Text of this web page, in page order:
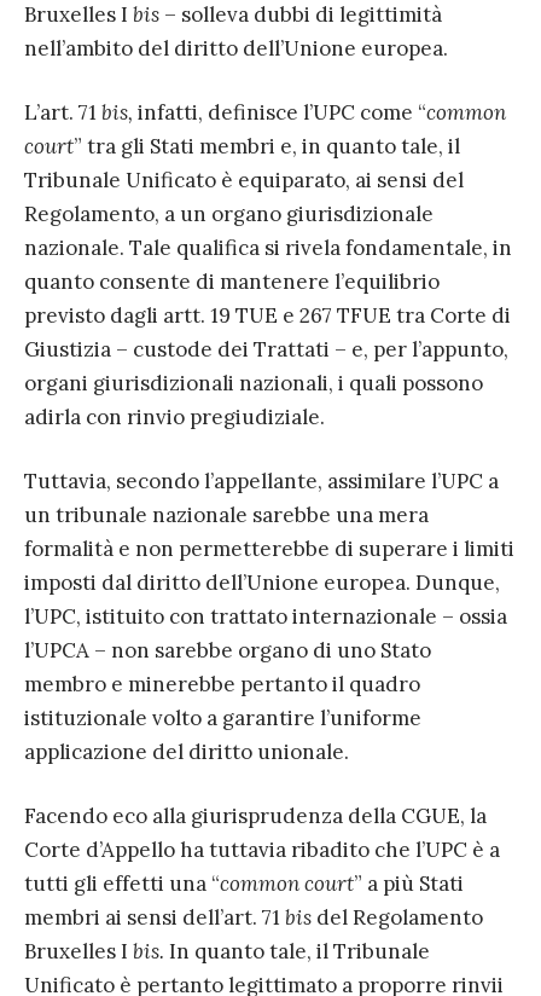
Bruxelles I bis – solleva dubbi di legittimità
nell’ambito del diritto dell’Unione europea.
L’art. 71 bis, infatti, definisce l’UPC come “common
court” tra gli Stati membri e, in quanto tale, il
Tribunale Unificato è equiparato, ai sensi del
Regolamento, a un organo giurisdizionale
nazionale. Tale qualifica si rivela fondamentale, in
quanto consente di mantenere l’equilibrio
previsto dagli artt. 19 TUE e 267 TFUE tra Corte di
Giustizia – custode dei Trattati – e, per l’appunto,
organi giurisdizionali nazionali, i quali possono
adirla con rinvio pregiudiziale.
Tuttavia, secondo l’appellante, assimilare l’UPC a
un tribunale nazionale sarebbe una mera
formalità e non permetterebbe di superare i limiti
imposti dal diritto dell’Unione europea. Dunque,
l’UPC, istituito con trattato internazionale – ossia
l’UPCA – non sarebbe organo di uno Stato
membro e minerebbe pertanto il quadro
istituzionale volto a garantire l’uniforme
applicazione del diritto unionale.
Facendo eco alla giurisprudenza della CGUE, la
Corte d’Appello ha tuttavia ribadito che l’UPC è a
tutti gli effetti una “common court” a più Stati
membri ai sensi dell’art. 71 bis del Regolamento
Bruxelles I bis. In quanto tale, il Tribunale
Unificato è pertanto legittimato a proporre rinvii